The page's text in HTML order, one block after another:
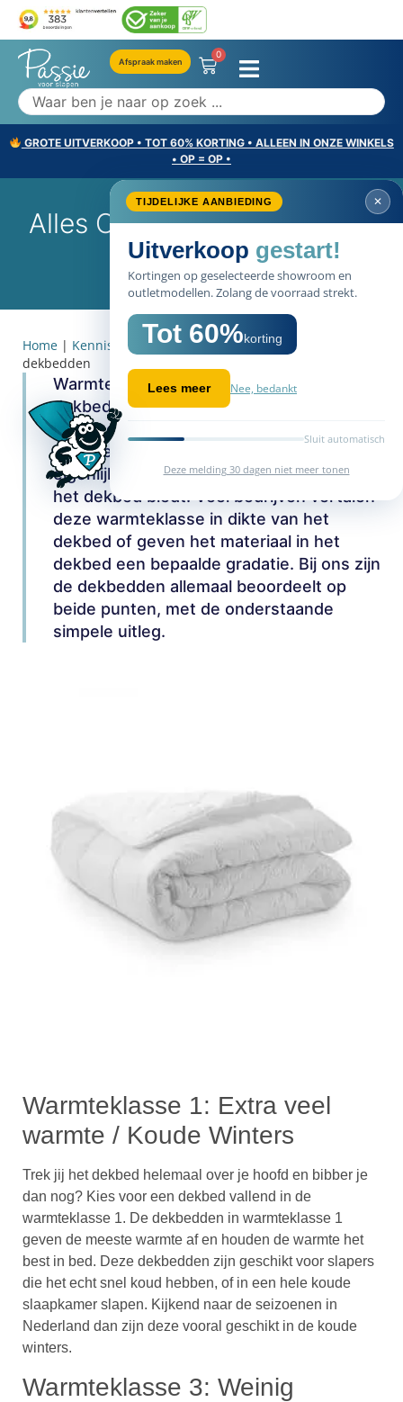
Afspraak maken
0
GROTE UITVERKOOP • TOT 60% KORTING • ALLEEN IN ONZE WINKELS
• OP = OP •
TIJDELIJKE AANBIEDING ✕
Uitverkoop gestart!
Kortingen op geselecteerde showroom en
outletmodellen. Zolang de voorraad strekt.
Tot 60%korting
Lees meer Nee, bedankt
Sluit automatisch
Deze melding 30 dagen niet meer tonen
Alles Over: Warmteklasse In
Dekbedden
Home | Kennisbank items|Alles over: Warmteklasse in
dekbedden
Warmteklasse, wat is dat precies? Alle
dekbedden in onze collectie zijn
ingedeeld in een zogenaamde
warmteklasse. Een warmteklasse geeft
eigenlijk de hoeveelheid warmte aan die
het dekbed biedt. Veel bedrijven vertalen
deze warmteklasse in dikte van het
dekbed of geven het materiaal in het
dekbed een bepaalde gradatie. Bij ons zijn
de dekbedden allemaal beoordeelt op
beide punten, met de onderstaande
simpele uitleg.
Warmteklasse 1: Extra veel
warmte / Koude Winters
Trek jij het dekbed helemaal over je hoofd en bibber je
dan nog? Kies voor een dekbed vallend in de
warmteklasse 1. De dekbedden in warmteklasse 1
geven de meeste warmte af en houden de warmte het
best in bed. Deze dekbedden zijn geschikt voor slapers
die het echt snel koud hebben, of in een hele koude
slaapkamer slapen. Kijkend naar de seizoenen in
Nederland dan zijn deze vooral geschikt in de koude
winters.
Warmteklasse 3: Weinig